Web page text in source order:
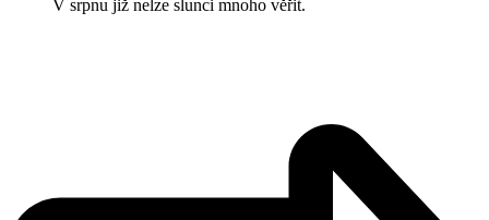
V srpnu již nelze slunci mnoho věřit.